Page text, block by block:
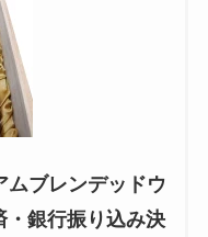
ブレンデッドウ
・銀行振り込み決